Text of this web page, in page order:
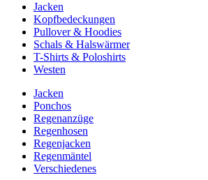
Jacken
Kopfbedeckungen
Pullover & Hoodies
Schals & Halswärmer
T-Shirts & Poloshirts
Westen
Jacken
Ponchos
Regenanzüge
Regenhosen
Regenjacken
Regenmäntel
Verschiedenes